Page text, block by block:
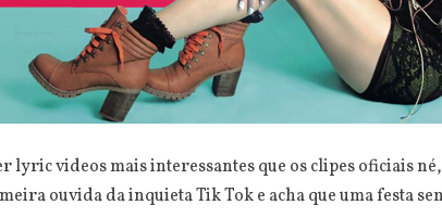
lyric videos mais interessantes que os clipes oficiais
ouvida da inquieta Tik Tok e acha que uma festa